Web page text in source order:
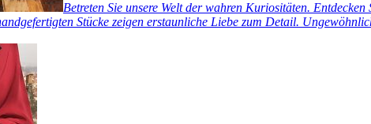
Betreten Sie unsere Welt der wahren Kuriositäten.
Stücke zeigen erstaunliche Liebe zum Detail.